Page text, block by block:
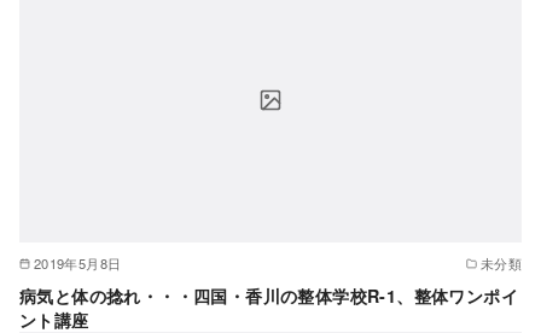
2019年5月8日 未分類
病気と体の捻れ・・・四国・香川の整体学校R-1、整体ワンポイ
ント講座